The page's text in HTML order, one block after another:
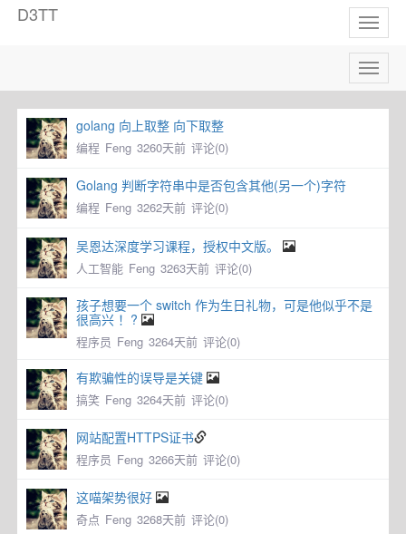
Toggle
D3TT
Toggle
golang 向上取整 向下取整
编程 Feng 3260天前 评论(0)
Golang 判断字符串中是否包含其他(另一个)字符
编程 Feng 3262天前 评论(0)
吴恩达深度学习课程，授权中文版。
人工智能 Feng 3263天前 评论(0)
孩子想要一个 switch 作为生日礼物，可是他似乎不是
很高兴 ！?
程序员 Feng 3264天前 评论(0)
有欺骗性的误导是关键
搞笑 Feng 3264天前 评论(0)
网站配置HTTPS证书
程序员 Feng 3266天前 评论(0)
这喵架势很好
奇点 Feng 3268天前 评论(0)